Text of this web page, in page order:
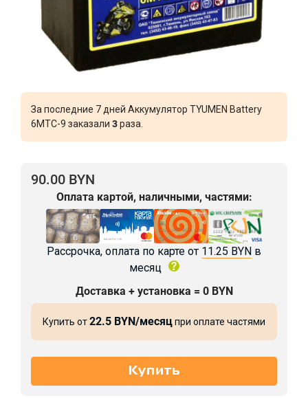
За последние 7 дней Аккумулятор TYUMEN Battery
6МТС-9 заказали 3раза.
90.00 BYN
Оплата картой, наличными, частями:
Рассрочка, оплата по карте от 11.25 BYN в
месяц
Доставка + установка = 0 BYN
Купить от22.5 BYN/месяцпри оплате частями